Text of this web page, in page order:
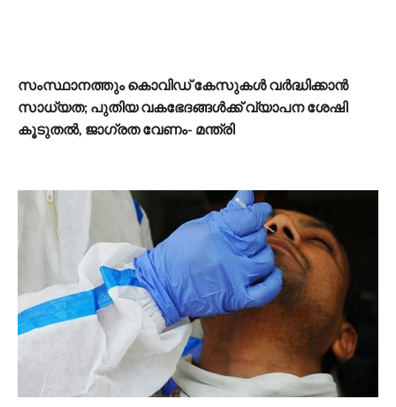
സംസ്ഥാനത്തും കൊവിഡ് കേസുകൾ വർദ്ധിക്കാൻ
സാധ്യത; പുതിയ വകഭേദങ്ങൾക്ക് വ്യാപന ശേഷി
കൂടുതൽ, ജാഗ്രത വേണം- മന്ത്രി